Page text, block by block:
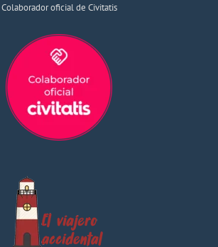
Colaborador oficial de Civitatis